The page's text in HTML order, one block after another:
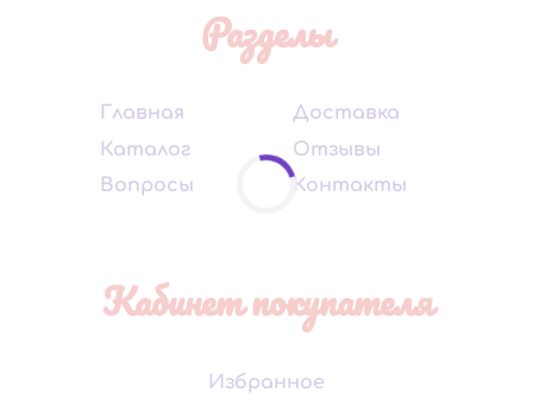
Разделы
Главная
Каталог
Вопросы
Доставка
Отзывы
Контакты
Кабинет покупателя
Избранное